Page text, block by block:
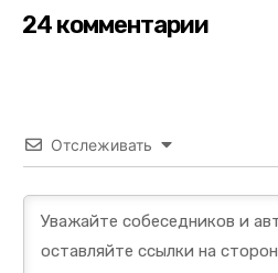
24 комментарии
Отслеживать